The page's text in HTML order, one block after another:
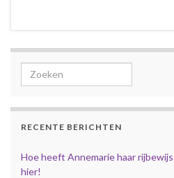
Search for:
RECENTE BERICHTEN
Hoe heeft Annemarie haar
hier!